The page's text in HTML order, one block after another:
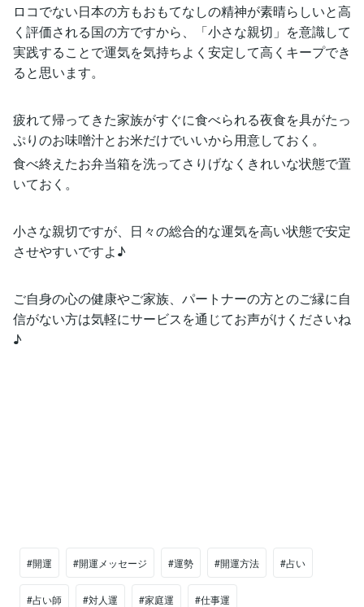
ロコでない日本の方もおもてなしの精神が素晴らしいと高
く評価される国の方ですから、「小さな親切」を意識して
実践することで運気を気持ちよく安定して高くキープでき
ると思います。
疲れて帰ってきた家族がすぐに食べられる夜食を具がたっ
ぷりのお味噌汁とお米だけでいいから用意しておく。
食べ終えたお弁当箱を洗ってさりげなくきれいな状態で置
いておく。
小さな親切ですが、日々の総合的な運気を高い状態で安定
させやすいですよ♪
ご自身の心の健康やご家族、パートナーの方とのご縁に自
信がない方は気軽にサービスを通じてお声がけくださいね
♪
#開運 #開運メッセージ #運勢 #開運方法 #占い
#占い師 #対人運 #家庭運 #仕事運